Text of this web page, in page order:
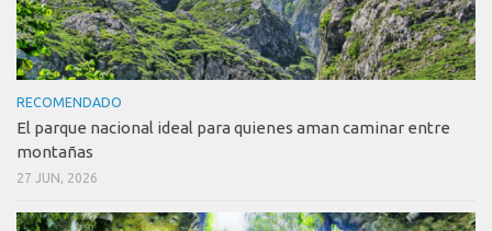
RECOMENDADO
El parque nacional ideal para quienes aman caminar entre
montañas
27 JUN, 2026